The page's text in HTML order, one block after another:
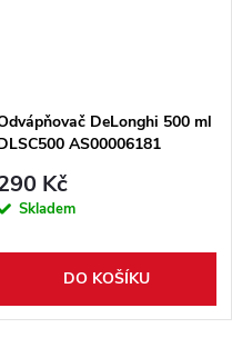
DeLonghi 500 ml
AS00006181
Kč
Skladem
DO KOŠÍKU